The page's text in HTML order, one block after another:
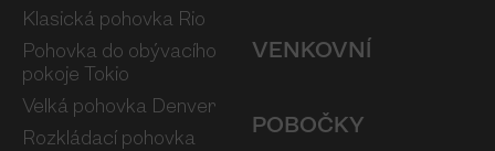
Klasická pohovka Rio
Pohovka do obývacího
pokoje Tokio
Velká pohovka Denver
Rozkládací pohovka
VENKOVNÍ
POBOČKY